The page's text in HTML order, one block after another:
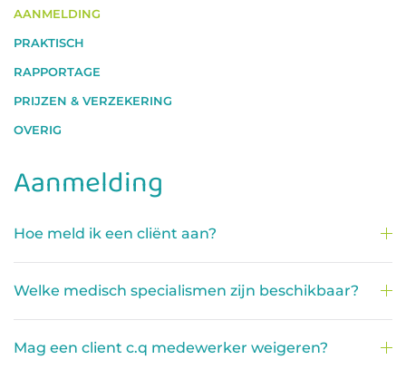
AANMELDING
PRAKTISCH
RAPPORTAGE
PRIJZEN & VERZEKERING
OVERIG
Aanmelding
Hoe meld ik een cliënt aan?
Welke medisch specialismen zijn beschikbaar?
Mag een client c.q medewerker weigeren?